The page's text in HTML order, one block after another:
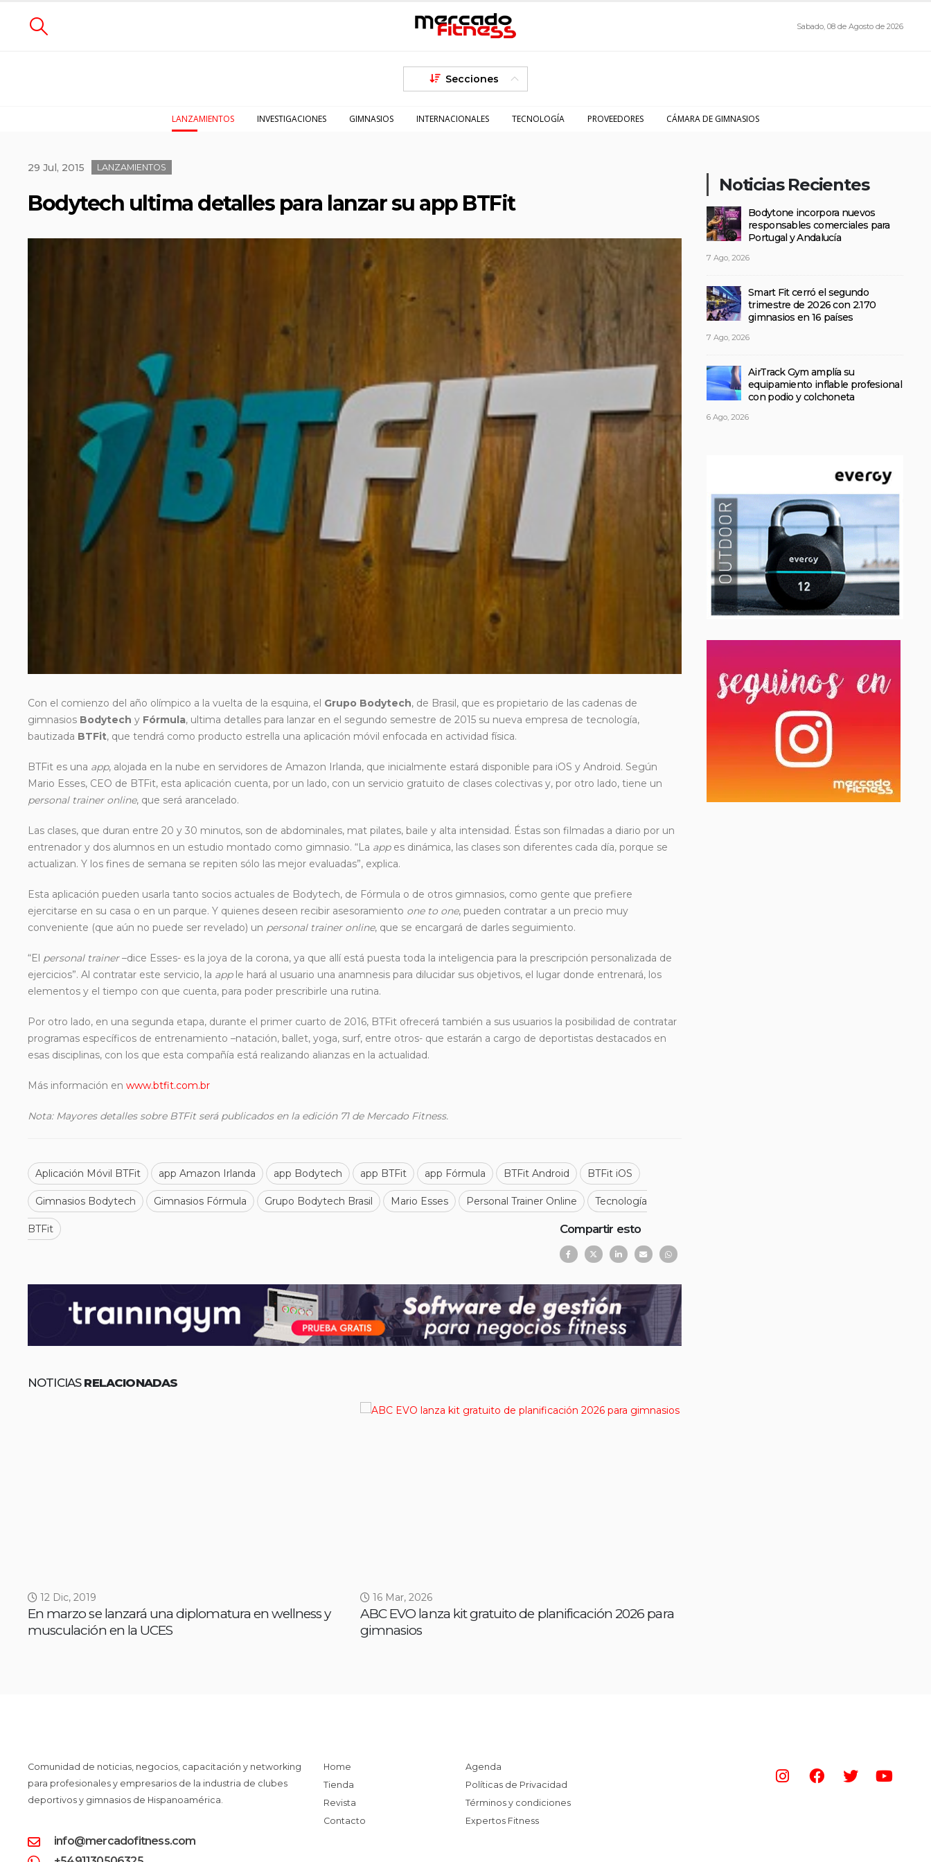
Sabado, 08 de Agosto de 2026
Secciones
LANZAMIENTOS INVESTIGACIONES GIMNASIOS INTERNACIONALES TECNOLOGÍA PROVEEDORES CÁMARA DE GIMNASIOS
29 Jul, 2015 LANZAMIENTOS
Bodytech ultima detalles para lanzar su app BTFit
Con el comienzo del año olímpico a la vuelta de la esquina, el Grupo Bodytech, de Brasil, que es propietario de las cadenas de
gimnasios Bodytech y Fórmula, ultima detalles para lanzar en el segundo semestre de 2015 su nueva empresa de tecnología,
bautizada BTFit, que tendrá como producto estrella una aplicación móvil enfocada en actividad física.
BTFit es una app, alojada en la nube en servidores de Amazon Irlanda, que inicialmente estará disponible para iOS y Android. Según
Mario Esses, CEO de BTFit, esta aplicación cuenta, por un lado, con un servicio gratuito de clases colectivas y, por otro lado, tiene un
personal trainer online, que será arancelado.
Las clases, que duran entre 20 y 30 minutos, son de abdominales, mat pilates, baile y alta intensidad. Éstas son filmadas a diario por un
entrenador y dos alumnos en un estudio montado como gimnasio. “La appes dinámica, las clases son diferentes cada día, porque se
actualizan. Y los fines de semana se repiten sólo las mejor evaluadas”, explica.
Esta aplicación pueden usarla tanto socios actuales de Bodytech, de Fórmula o de otros gimnasios, como gente que prefiere
ejercitarse en su casa o en un parque. Y quienes deseen recibir asesoramiento one to one, pueden contratar a un precio muy
conveniente (que aún no puede ser revelado) un personal trainer online, que se encargará de darles seguimiento.
“El personal trainer–dice Esses- es la joya de la corona, ya que allí está puesta toda la inteligencia para la prescripción personalizada de
ejercicios”. Al contratar este servicio, la apple hará al usuario una anamnesis para dilucidar sus objetivos, el lugar donde entrenará, los
elementos y el tiempo con que cuenta, para poder prescribirle una rutina.
Por otro lado, en una segunda etapa, durante el primer cuarto de 2016, BTFit ofrecerá también a sus usuarios la posibilidad de contratar
programas específicos de entrenamiento –natación, ballet, yoga, surf, entre otros- que estarán a cargo de deportistas destacados en
esas disciplinas, con los que esta compañía está realizando alianzas en la actualidad.
Más información en www.btfit.com.br
Nota: Mayores detalles sobre BTFit será publicados en la edición 71 de Mercado Fitness.
Aplicación Móvil BTFit app Amazon Irlanda app Bodytech app BTFit app Fórmula BTFit Android BTFit iOS
Gimnasios Bodytech Gimnasios Fórmula Grupo Bodytech Brasil Mario Esses Personal Trainer Online Tecnología
BTFit Compartir esto
NOTICIAS RELACIONADAS
12 Dic, 2019
En marzo se lanzará una diplomatura en wellness y
musculación en la UCES
16 Mar, 2026
ABC EVO lanza kit gratuito de planificación 2026 para
gimnasios
Noticias Recientes
Bodytone incorpora nuevos
responsables comerciales para
Portugal y Andalucía
7 Ago, 2026
Smart Fit cerró el segundo
trimestre de 2026 con 2.170
gimnasios en 16 países
7 Ago, 2026
AirTrack Gym amplía su
equipamiento inflable profesional
con podio y colchoneta
6 Ago, 2026
Comunidad de noticias, negocios, capacitación y networking
para profesionales y empresarios de la industria de clubes
deportivos y gimnasios de Hispanoamérica.
info@mercadofitness.com
Home
Tienda
Revista
Contacto
Agenda
Políticas de Privacidad
Términos y condiciones
Expertos Fitness